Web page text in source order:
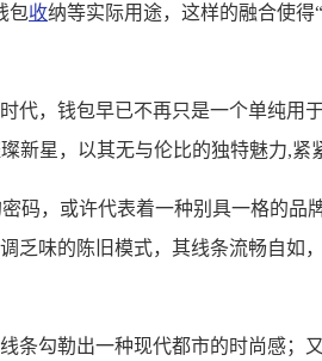
包收纳等实际用途，这样的融合使得
代，钱包早已不再只是一个单纯用
新星，以其无与伦比的独特魅力,紧
码，或许代表着一种别具一格的
乏味的陈旧模式，其线条流畅自
条勾勒出一种现代都市的时尚感；